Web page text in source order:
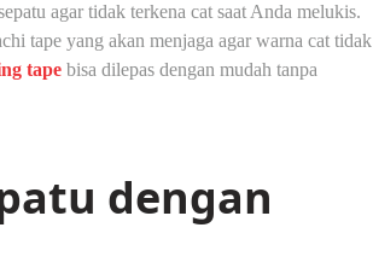
agar tidak terkena cat saat Anda melukis.
tape yang akan menjaga agar warna cat tidak
tapebisa dilepas dengan mudah tanpa
dengan